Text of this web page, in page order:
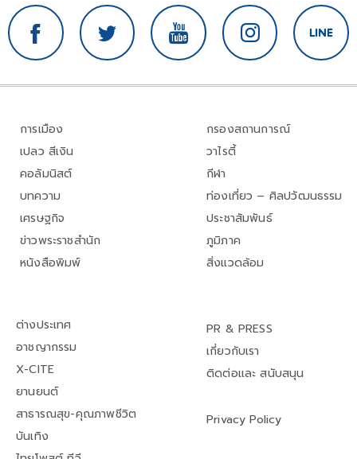
การเมือง
เปลว สีเงิน
คอลัมนิสต์
บทความ
เศรษฐกิจ
ข่าวพระราชสำนัก
หนังสือพิมพ์
กรองสถานการณ์
วาไรตี้
กีฬา
ท่องเที่ยว – ศิลปวัฒนธรรม
ประชาสัมพันธ์
ภูมิภาค
สิ่งแวดล้อม
ต่างประเทศ
อาชญากรรม
X-CITE
ยานยนต์
สาธารณสุข-คุณภาพชีวิต
บันเทิง
PR & PRESS
เกี่ยวกับเรา
ติดต่อและ สนับสนุน
Privacy Policy